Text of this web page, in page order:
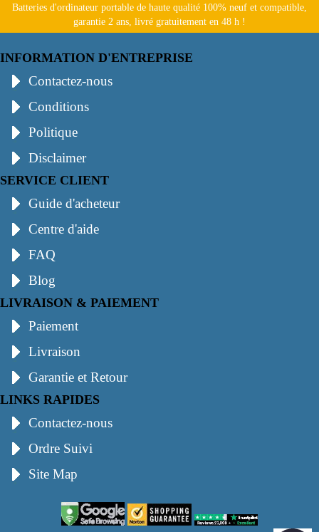
Batteries d'ordinateur portable de haute qualité 100% neuf et compatible,
garantie 2 ans, livré gratuitement en 48 h !
INFORMATION D'ENTREPRISE
Contactez-nous
Conditions
Politique
Disclaimer
SERVICE CLIENT
Guide d'acheteur
Centre d'aide
FAQ
Blog
LIVRAISON & PAIEMENT
Paiement
Livraison
Garantie et Retour
LINKS RAPIDES
Contactez-nous
Ordre Suivi
Site Map